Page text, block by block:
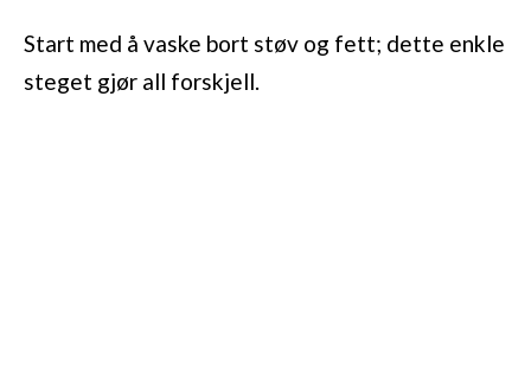
Start med å vaske bort støv og fett; dette enkle
steget gjør all forskjell.